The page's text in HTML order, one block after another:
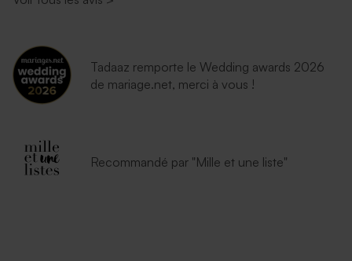
Tadaaz remporte le Wedding awards 2026
de mariage.net, merci à vous !
Recommandé par "Mille et une liste"